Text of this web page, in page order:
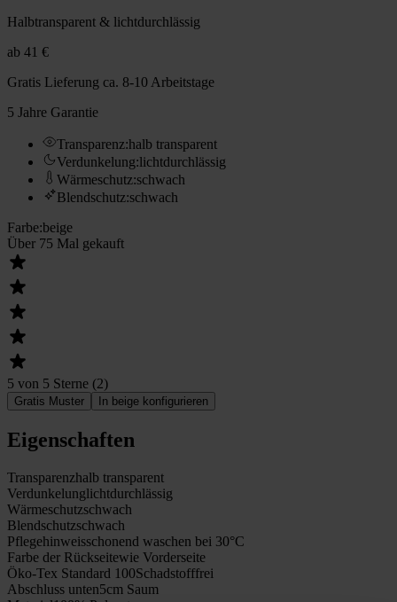
Halbtransparent & lichtdurchlässig
ab 41 €
Gratis Lieferung ca. 8-10 Arbeitstage
5 Jahre Garantie
Transparenz:halb transparent
Verdunkelung:lichtdurchlässig
Wärmeschutz:schwach
Blendschutz:schwach
Farbe:beige
Über 75 Mal gekauft
5 von 5 Sterne (2)
Gratis Muster In beige konfigurieren
Eigenschaften
Transparenzhalb transparent
Verdunkelunglichtdurchlässig
Wärmeschutzschwach
Blendschutzschwach
Pflegehinweisschonend waschen bei 30°C
Farbe der Rückseitewie Vorderseite
Öko-Tex Standard 100Schadstofffrei
Abschluss unten5cm Saum